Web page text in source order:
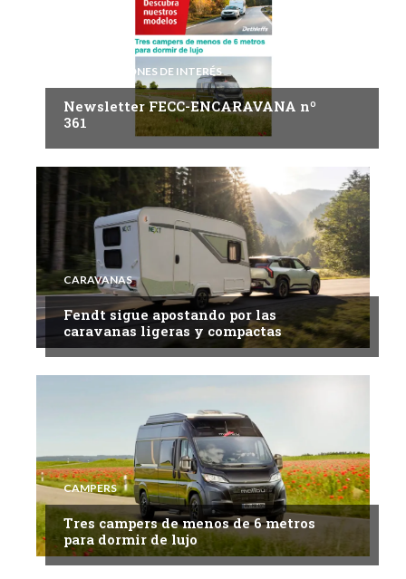
INFORMACIONES DE INTERÉS
Newsletter FECC-ENCARAVANA nº
361
CARAVANAS
Fendt sigue apostando por las
caravanas ligeras y compactas
CAMPERS
Tres campers de menos de 6 metros
para dormir de lujo